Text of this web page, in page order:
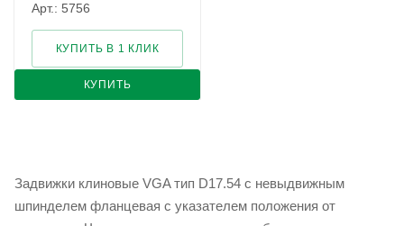
Арт.: 5756
КУПИТЬ
КУПИТЬ В 1 КЛИК
Задвижки клиновые VGA тип D17.54 с невыдвижным
шпинделем фланцевая с указателем положения от